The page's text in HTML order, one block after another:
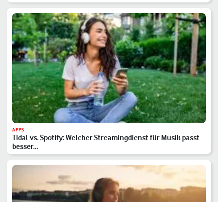
APPS
Tidal vs. Spotify: Welcher Streamingdienst für Musik passt
besser…